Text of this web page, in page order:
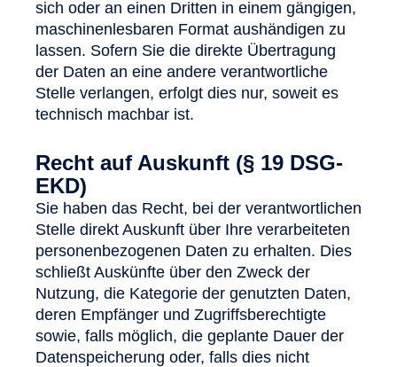
sich oder an einen Dritten in einem gängigen,
maschinenlesbaren Format aushändigen zu
lassen. Sofern Sie die direkte Übertragung
der Daten an eine andere verantwortliche
Stelle verlangen, erfolgt dies nur, soweit es
technisch machbar ist.
Recht auf Auskunft (§ 19 DSG-
EKD)
Sie haben das Recht, bei der verantwortlichen
Stelle direkt Auskunft über Ihre verarbeiteten
personenbezogenen Daten zu erhalten. Dies
schließt Auskünfte über den Zweck der
Nutzung, die Kategorie der genutzten Daten,
deren Empfänger und Zugriffsberechtigte
sowie, falls möglich, die geplante Dauer der
Datenspeicherung oder, falls dies nicht